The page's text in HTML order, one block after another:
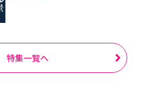
特集一覧へ